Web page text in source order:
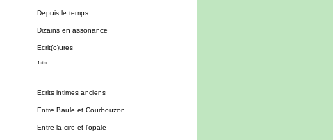
Depuis le temps...
Dizains en assonance
Ecrit(o)ures
Juin
Ecrits intimes anciens
Entre Baule et Courbouzon
Entre la cire et l'opale